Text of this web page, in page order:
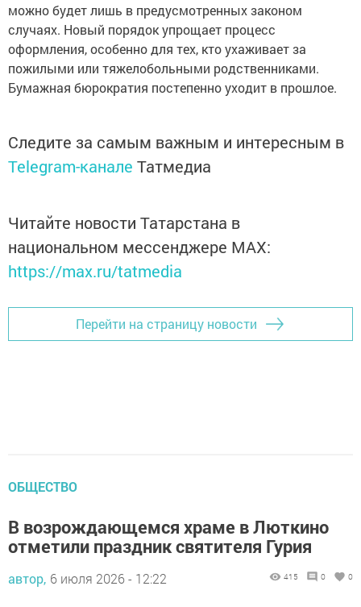
можно будет лишь в предусмотренных законом
случаях. Новый порядок упрощает процесс
оформления, особенно для тех, кто ухаживает за
пожилыми или тяжелобольными родственниками.
Бумажная бюрократия постепенно уходит в прошлое.
Следите за самым важным и интересным в
Telegram-канале Татмедиа
Читайте новости Татарстана в
национальном мессенджере MАХ:
https://max.ru/tatmedia
Перейти на страницу новости
ОБЩЕСТВО
В возрождающемся храме в Люткино
отметили праздник святителя Гурия
автор, 6 июля 2026 - 12:22 415 0 0